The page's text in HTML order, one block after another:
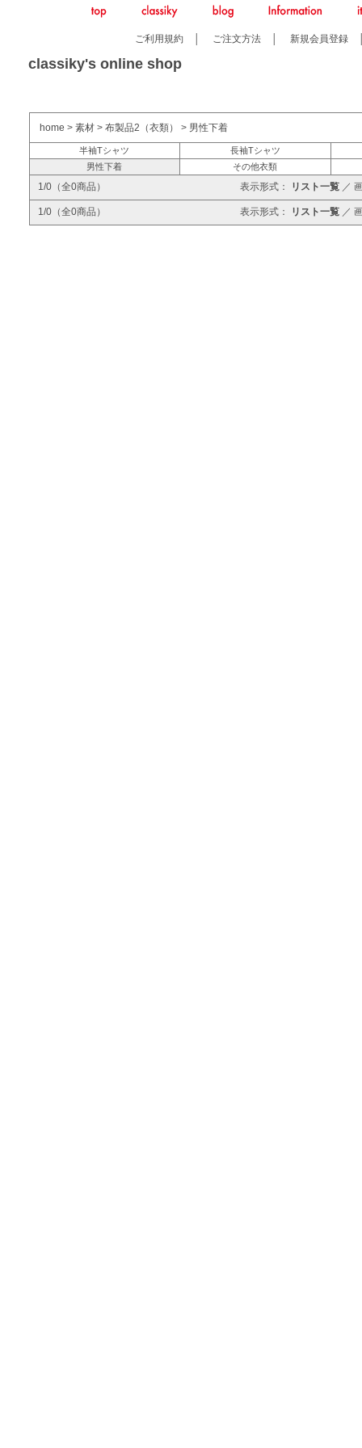
ご利用規約 ご注文方法 新規会員登録
classiky's online shop
home > 素材 > 布製品2（衣類） > 男性下着
半袖Tシャツ
長袖Tシャツ
男性下着
その他衣類
1/0（全0商品） 表示形式： リスト一覧 ／
1/0（全0商品） 表示形式： リスト一覧 ／